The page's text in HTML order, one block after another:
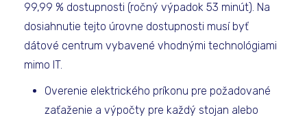
99,99 % dostupnosti (ročný výpadok 53 minút). Na
dosiahnutie tejto úrovne dostupnosti musí byť
dátové centrum vybavené vhodnými technológiami
mimo IT.
Overenie elektrického príkonu pre požadované
zaťaženie a výpočty pre každý stojan alebo